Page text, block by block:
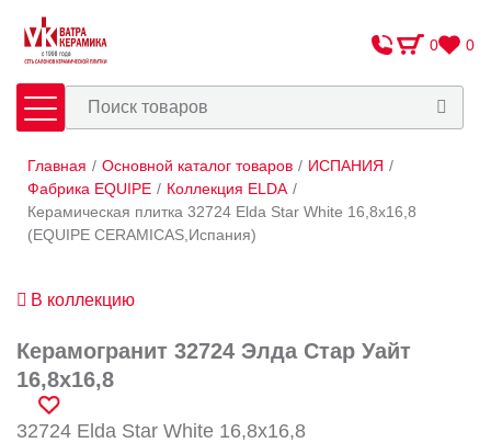
0 0
Плитка Сантехника
Оплата и доставка
Контакты
Главная / Основной каталог товаров / ИСПАНИЯ /
Фабрика EQUIPE / Коллекция ELDA /
Керамическая плитка 32724 Elda Star White 16,8x16,8
(EQUIPE CERAMICAS,Испания)
В коллекцию
Керамогранит 32724 Элда Стар Уайт
16,8x16,8
32724 Elda Star White 16,8x16,8